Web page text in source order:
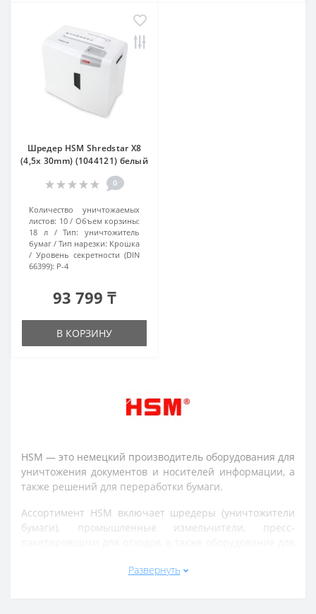
Шредер HSM Shredstar X8
(4,5x 30mm) (1044121) белый
0
Количество уничтожаемых
листов: 10
Объем корзины:
18 л
Тип:
уничтожитель
бумаг
Тип нарезки: Крошка
Уровень секретности (DIN
66399): P-4
93 799 ₸
В КОРЗИНУ
HSM — это немецкий производитель оборудования для
уничтожения документов и носителей информации, а
также решений для переработки бумаги.
Ассортимент HSM включает шредеры (уничтожители
бумаги), промышленные измельчители, пресс-
карты памяти, жесткие диски). Продукция широко
Развернуть